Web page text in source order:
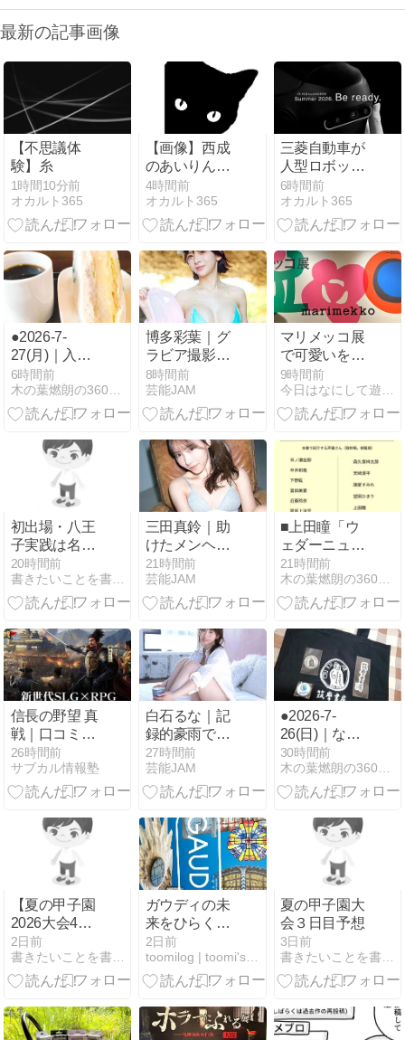
最新の記事画像
【不思議体
験】糸
1時間10分前
オカルト365
【画像】西成
のあいりん地
区行ってきた
から適当にう
pするよー
4時間前
オカルト365
三菱自動車が
人型ロボット
の量産へ。京
都の工場で月
1000台を目指
6時間前
オカルト365
●2026-7-
27(月)｜入稿
翌日になって
気付くこと
6時間前
博多彩葉｜グ
ラビア撮影の
裏側、ファイ
ンダー越しの
濃密な関係
8時間前
芸能JAM
マリメッコ展
で可愛いを浴
びまくってき
た
9時間前
初出場・八王
子実践は名
門・鳴門渦潮
を倒せるか？
両校の戦力と
較
20時間前
書きたいことを書くだけさ
三田真鈴｜助
けたメンヘラ
美少女の異常
なほどの愛情
サポート
21時間前
芸能JAM
■上田瞳「ウ
ェダーニュー
スR」｜◆丁
寧で、初めて
聴く人にも入
オ。｜C108新
刊収録
21時間前
木の葉燃朗の360365
信長の野望 真
戦｜口コミま
とめ＆評判レ
ビュー【良い
点・悪い点を
26時間前
サブカル情報塾
白石るな｜記
録的豪雨で相
部屋に…タレ
ントとマネー
ジャーの濃密
27時間前
芸能JAM
●2026-7-
26(日)｜なん
とか間に合っ
た
30時間前
木の葉燃朗の360365
【夏の甲子園
2026大会4日
目】遊学館vs
青森山田を徹
底予想！注目
対戦・勝敗予
想
2日前
書きたいことを書くだけさ
ガウディの未
来をひらく窓
へ
2日前
toomilog | toomi's life blog
夏の甲子園大
会３日目予想
3日前
書きたいことを書くだけさ